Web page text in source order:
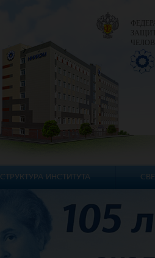
СТРУКТУРА ИНСТИТУТА